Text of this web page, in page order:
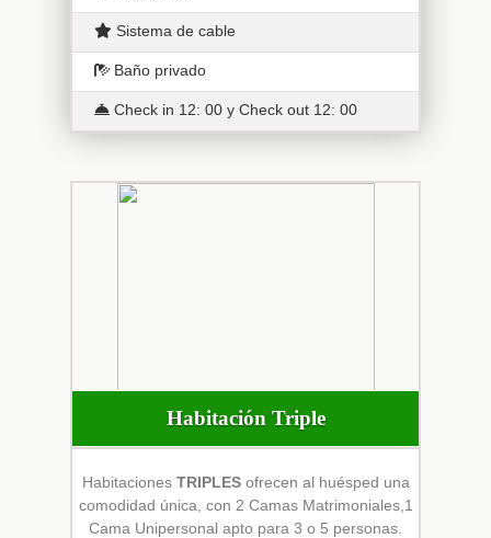
Sistema de cable
Baño privado
Check in 12: 00 y Check out 12: 00
Habitación Triple
Habitaciones TRIPLESofrecen al huésped una
comodidad única, con 2 Camas Matrimoniales,1
Cama Unipersonal apto para 3 o 5 personas.